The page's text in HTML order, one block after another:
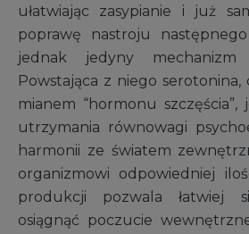
ułatwiając zasypianie i już
poprawę nastroju
jednak jedyny mechanizm
Powstająca z niego
mianem “hormonu
utrzymania równowagi
harmonii ze światem
organizmowi odpowiedniej
produkcji pozwala łatwiej
osiągnąć poczucie